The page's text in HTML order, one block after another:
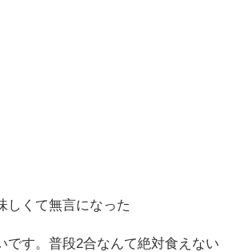
しくて無言になった
です。普段2合なんて絶対食えない